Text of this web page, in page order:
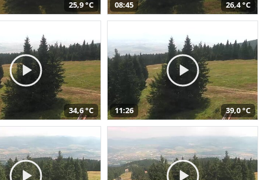
25,9 °C 08:45 26,4 °C
34,6 °C 11:26 39,0 °C